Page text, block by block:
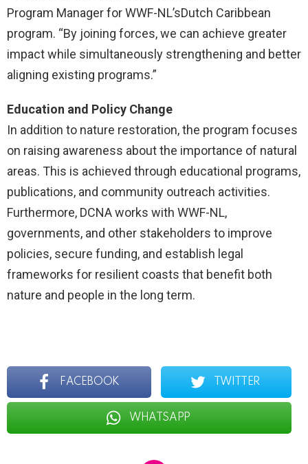
Program Manager for WWF-NL’sDutch Caribbean
program. “By joining forces, we can achieve greater
impact while simultaneously strengthening and better
aligning existing programs.”
Education and Policy Change
In addition to nature restoration, the program focuses
on raising awareness about the importance of natural
areas. This is achieved through educational programs,
publications, and community outreach activities.
Furthermore, DCNA works with WWF-NL,
governments, and other stakeholders to improve
policies, secure funding, and establish legal
frameworks for resilient coasts that benefit both
nature and people in the long term.
FACEBOOK TWITTER
WHATSAPP